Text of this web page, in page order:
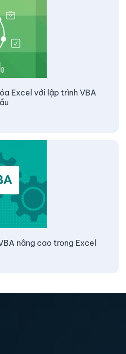
Excel với lập trình VBA
nâng cao trong Excel